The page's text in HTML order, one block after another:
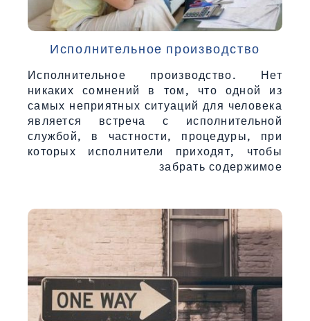
Исполнительное производство
Исполнительное производство. Нет
никаких сомнений в том, что одной из
самых неприятных ситуаций для человека
является встреча с исполнительной
службой, в частности, процедуры, при
которых исполнители приходят, чтобы
забрать содержимое